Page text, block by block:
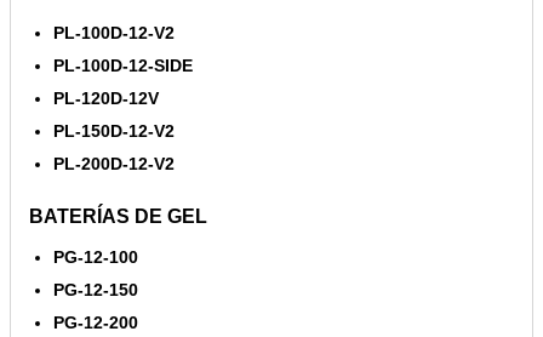
PL-100D-12-V2
PL-100D-12-SIDE
PL-120D-12V
PL-150D-12-V2
PL-200D-12-V2
BATERÍAS DE GEL
PG-12-100
PG-12-150
PG-12-200